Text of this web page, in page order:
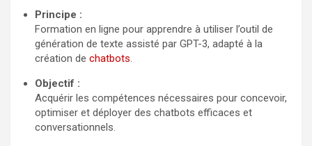
Principe :
Formation en ligne pour apprendre à utiliser l’outil de
génération de texte assisté par GPT-3, adapté à la
création de chatbots.
Objectif :
Acquérir les compétences nécessaires pour concevoir,
optimiser et déployer des chatbots efficaces et
conversationnels.